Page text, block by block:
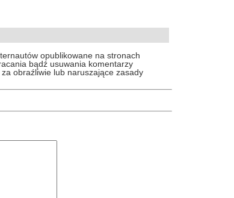
opublikowane na stronach
bądź usuwania komentarzy
obraźliwie lub naruszające zasady